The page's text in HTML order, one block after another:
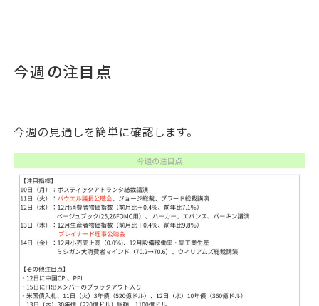
今週の注目点
今週の見通しを簡単に確認します。